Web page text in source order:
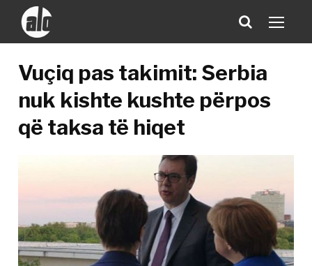
Vuçiq pas takimit: Serbia
nuk kishte kushte përpos
që taksa të hiqet